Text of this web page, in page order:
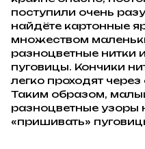
поступили очень
найдёте картонные
множеством
разноцветные нитки
пуговицы. Кончики
легко проходят
Таким образом,
разноцветные узоры
«пришивать»